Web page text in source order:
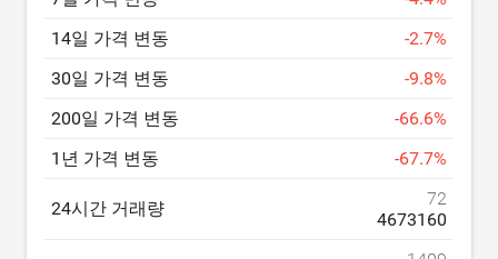
14일 가격 변동
-2.7%
30일 가격 변동
-9.8%
200일 가격 변동
-66.6%
1년 가격 변동
-67.7%
24시간 거래량
72
4673160